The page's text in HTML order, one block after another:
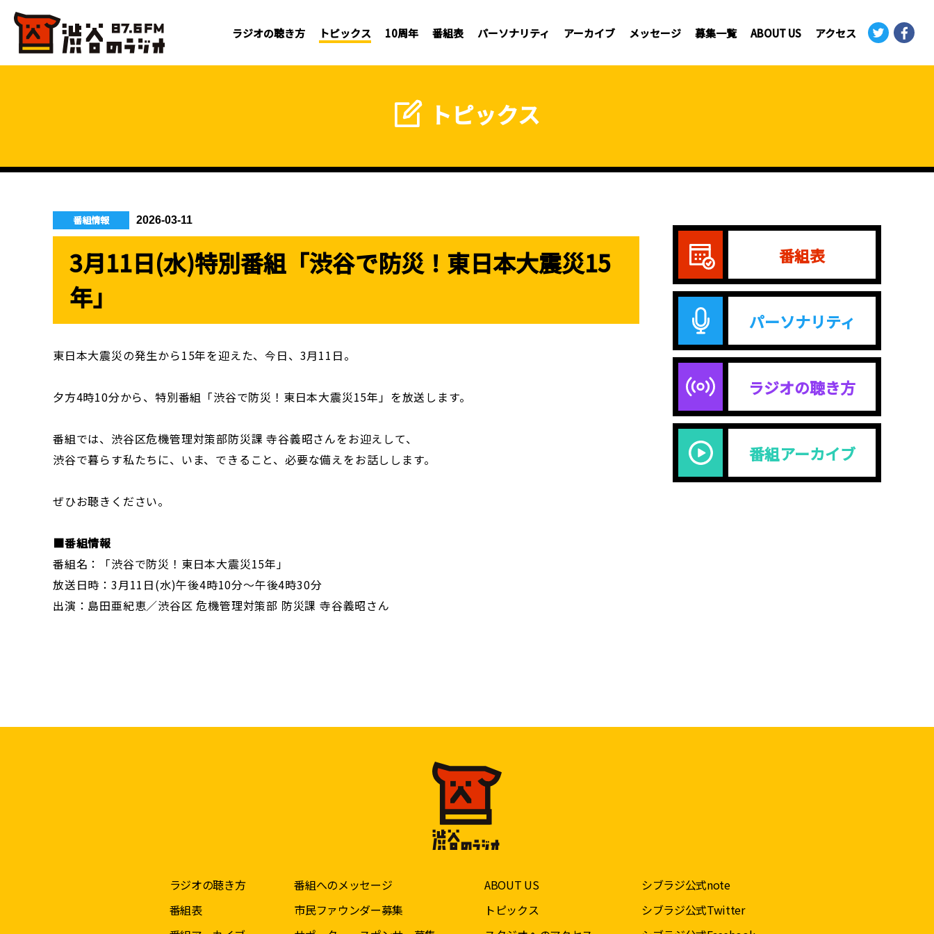
ラジオの聴き方 トピックス 10周年 番組表 パーソナリティ アーカイブ メッセージ 募集一覧 ABOUT US アクセス
トピックス
番組情報 2026-03-11
3月11日(水)特別番組「渋谷で防災！東日本大震災15
年」
東日本大震災の発生から15年を迎えた、今日、3月11日。
夕方4時10分から、特別番組「渋谷で防災！東日本大震災15年」を放送します。
番組では、渋谷区危機管理対策部防災課 寺谷義昭さんをお迎えして、
渋谷で暮らす私たちに、いま、できること、必要な備えをお話しします。
ぜひお聴きください。
■番組情報
番組名：「渋谷で防災！東日本大震災15年」
放送日時：3月11日(水)午後4時10分〜午後4時30分
出演：島田亜紀恵／渋谷区 危機管理対策部 防災課 寺谷義昭さん
番組表
パーソナリティ
ラジオの聴き方
番組アーカイブ
ラジオの聴き方
番組表
番組へのメッセージ
市民ファウンダー募集
ABOUT US
トピックス
シブラジ公式note
シブラジ公式Twitter